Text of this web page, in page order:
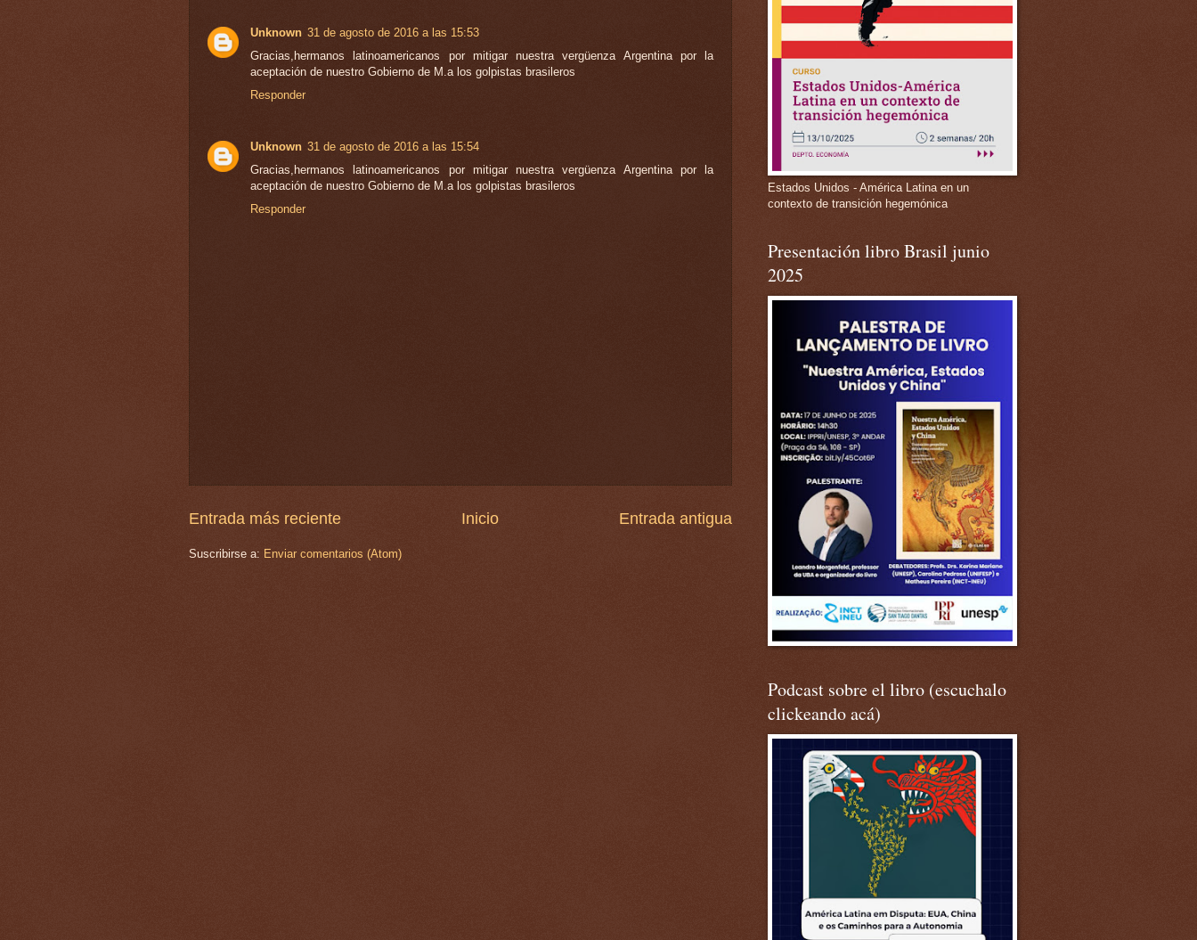
Unknown 31 de agosto de 2016 a las 15:53
Gracias,hermanos latinoamericanos por mitigar nuestra vergüenza Argentina por la
aceptación de nuestro Gobierno de M.a los golpistas brasileros
Responder
Unknown 31 de agosto de 2016 a las 15:54
Gracias,hermanos latinoamericanos por mitigar nuestra vergüenza Argentina por la
aceptación de nuestro Gobierno de M.a los golpistas brasileros
Responder
Entrada más reciente Entrada antigua
Inicio
Suscribirse a: Enviar comentarios (Atom)
Estados Unidos - América Latina en un
contexto de transición hegemónica
Presentación libro Brasil junio
2025
Podcast sobre el libro (escuchalo
clickeando acá)